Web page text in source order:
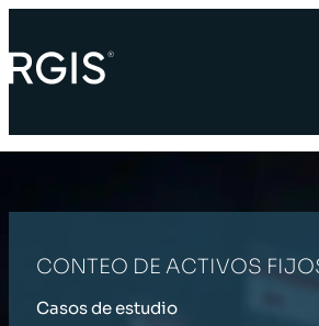
CONTEO DE ACTIVOS
Casos de estudio